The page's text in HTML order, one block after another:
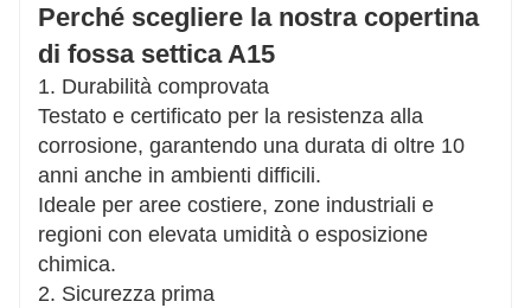
Perché scegliere la nostra copertina
di fossa settica A15
1. Durabilità comprovata
Testato e certificato per la resistenza alla
corrosione, garantendo una durata di oltre 10
anni anche in ambienti difficili.
Ideale per aree costiere, zone industriali e
regioni con elevata umidità o esposizione
chimica.
2. Sicurezza prima